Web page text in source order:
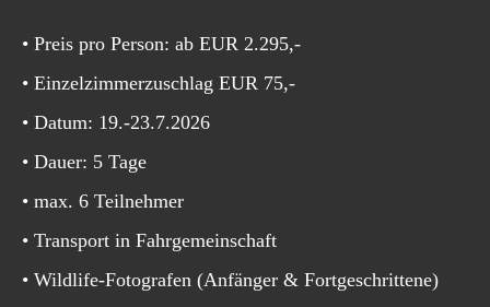
• Preis pro Person: ab EUR 2.295,-
• Einzelzimmerzuschlag EUR 75,-
• Datum: 19.-23.7.2026
• Dauer: 5 Tage
• max. 6 Teilnehmer
• Transport in Fahrgemeinschaft
• Wildlife-Fotografen (Anfänger & Fortgeschrittene)